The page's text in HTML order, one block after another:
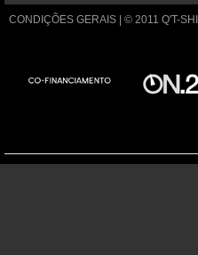
CONDIÇÕES GERAIS | © 2011 Q'T-